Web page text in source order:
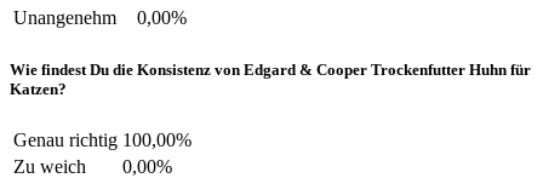
Unangenehm
0,00%
Wie findest Du die Konsistenz von Edgard & Cooper Trockenfutter Huhn für
Katzen?
Genau richtig 100,00%
Zu weich
0,00%